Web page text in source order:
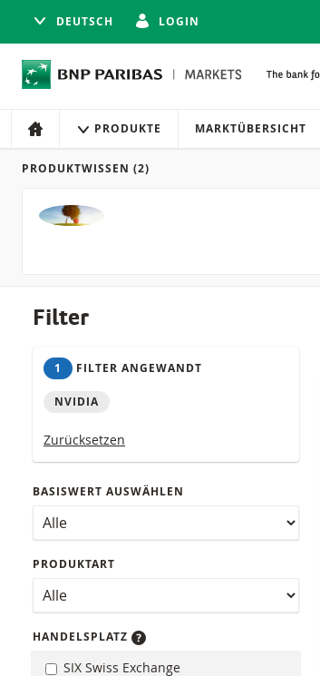
DEUTSCH LOGIN
Navigation
Seitennavigation
HOME PRODUKTE MARKTÜBERSICHT
Produkte
PRODUKTWISSEN (2)
Filter
1 FILTER ANGEWANDT
NVIDIA
Zurücksetzen
BASISWERT AUSWÄHLEN
PRODUKTART
HANDELSPLATZ
SIX Swiss Exchange